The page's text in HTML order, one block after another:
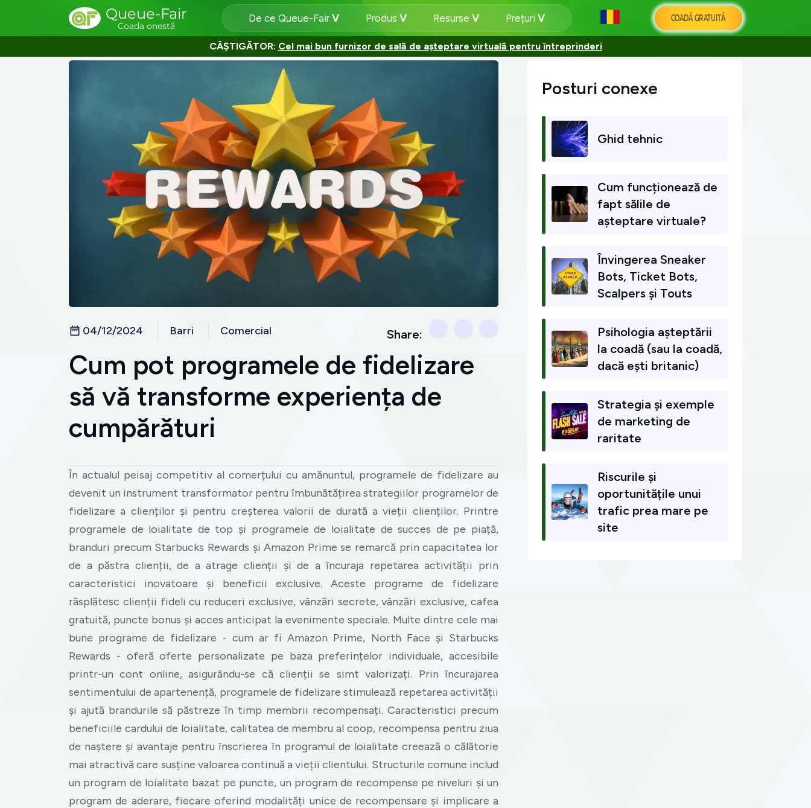
Queue-Fair
Coada onestă
De ce Queue-Fair Produs Resurse Prețuri COADĂ GRATUITĂ
CÂȘTIGĂTOR: Cel mai bun furnizor de sală de așteptare virtuală pentru întreprinderi
04/12/2024 Barri Comercial Share:
Cum pot programele de fidelizare
să vă transforme experiența de
cumpărături
În actualul peisaj competitiv al comerțului cu amănuntul, programele de fidelizare au
devenit un instrument transformator pentru îmbunătățirea strategiilor programelor de
fidelizare a clienților și pentru creșterea valorii de durată a vieții clienților. Printre
programele de loialitate de top și programele de loialitate de succes de pe piață,
branduri precum Starbucks Rewards și Amazon Prime se remarcă prin capacitatea lor
de a păstra clienții, de a atrage clienții și de a încuraja repetarea activității prin
caracteristici inovatoare și beneficii exclusive. Aceste programe de fidelizare
răsplătesc clienții fideli cu reduceri exclusive, vânzări secrete, vânzări exclusive, cafea
gratuită, puncte bonus și acces anticipat la evenimente speciale. Multe dintre cele mai
bune programe de fidelizare - cum ar fi Amazon Prime, North Face și Starbucks
Rewards - oferă oferte personalizate pe baza preferințelor individuale, accesibile
printr-un cont online, asigurându-se că clienții se simt valorizați. Prin încurajarea
sentimentului de apartenență, programele de fidelizare stimulează repetarea activității
și ajută brandurile să păstreze în timp membrii recompensați. Caracteristici precum
beneficiile cardului de loialitate, calitatea de membru al coop, recompensa pentru ziua
de naștere și avantaje pentru înscrierea în programul de loialitate creează o călătorie
mai atractivă care susține valoarea continuă a vieții clientului. Structurile comune includ
un program de loialitate bazat pe puncte, un program de recompense pe niveluri și un
program de aderare, fiecare oferind modalități unice de recompensare și implicare a
Posturi conexe
Ghid tehnic
Cum funcționează de
fapt sălile de
așteptare virtuale?
Învingerea Sneaker
Bots, Ticket Bots,
Scalpers și Touts
Psihologia așteptării
la coadă (sau la coadă,
dacă ești britanic)
Strategia și exemple
de marketing de
raritate
Riscurile și
oportunitățile unui
trafic prea mare pe
site